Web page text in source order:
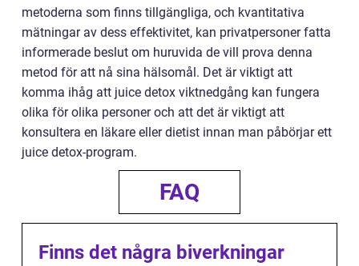
metoderna som finns tillgängliga, och kvantitativa
mätningar av dess effektivitet, kan privatpersoner fatta
informerade beslut om huruvida de vill prova denna
metod för att nå sina hälsomål. Det är viktigt att
komma ihåg att juice detox viktnedgång kan fungera
olika för olika personer och att det är viktigt att
konsultera en läkare eller dietist innan man påbörjar ett
juice detox-program.
FAQ
Finns det några biverkningar